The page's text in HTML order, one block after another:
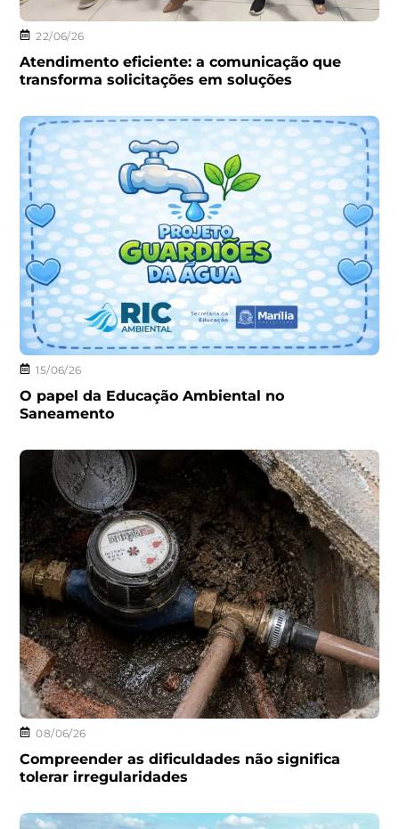
22/06/26
Atendimento eficiente: a comunicação que
transforma solicitações em soluções
15/06/26
O papel da Educação Ambiental no
Saneamento
08/06/26
Compreender as dificuldades não significa
tolerar irregularidades